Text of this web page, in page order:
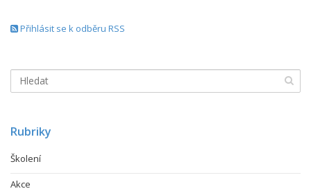
Přihlásit se k odběru RSS
Rubriky
Školení
Akce